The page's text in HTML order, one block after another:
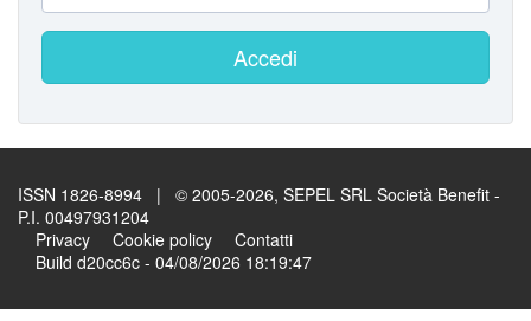
Accedi
ISSN 1826-8994 | © 2005-2026, SEPEL SRL Società Benefit -
P.I. 00497931204
Privacy
Cookie policy
Contatti
Build d20cc6c - 04/08/2026 18:19:47